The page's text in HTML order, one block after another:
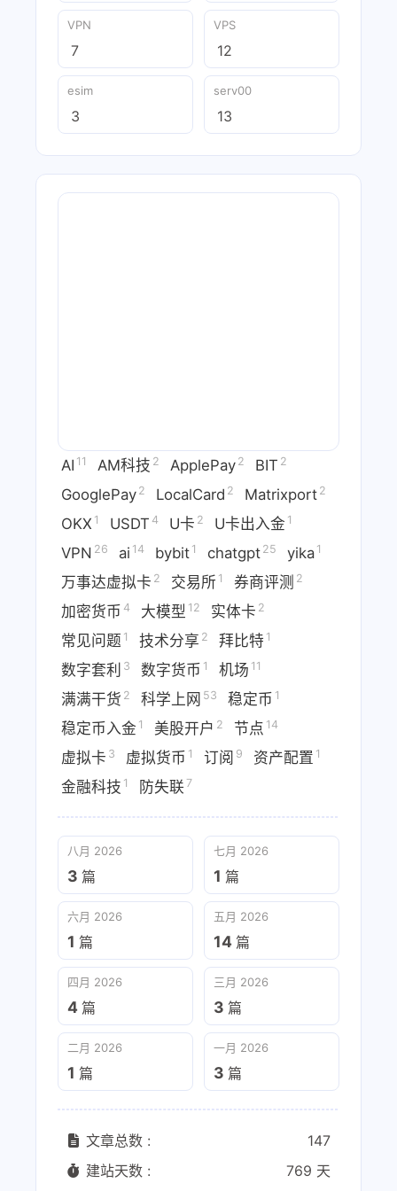
VPN
7
VPS
12
esim
3
serv00
13
AI 11 AM科技 2 ApplePay 2 BIT 2
GooglePay 2 LocalCard 2 Matrixport 2
OKX 1 USDT 4 U卡 2 U卡出入金 1
VPN 26 ai 14 bybit 1 chatgpt 25 yika 1
万事达虚拟卡 2 交易所 1 券商评测 2
加密货币 4 大模型 12 实体卡 2
常见问题 1 技术分享 2 拜比特 1
数字套利 3 数字货币 1 机场 11
满满干货 2 科学上网 53 稳定币 1
稳定币入金 1 美股开户 2 节点 14
虚拟卡 3 虚拟货币 1 订阅 9 资产配置 1
金融科技 1 防失联 7
八月 2026
3 篇
七月 2026
1 篇
六月 2026
1 篇
五月 2026
14 篇
四月 2026
4 篇
三月 2026
3 篇
二月 2026
1 篇
一月 2026
3 篇
文章总数 :
147
建站天数 :
769 天